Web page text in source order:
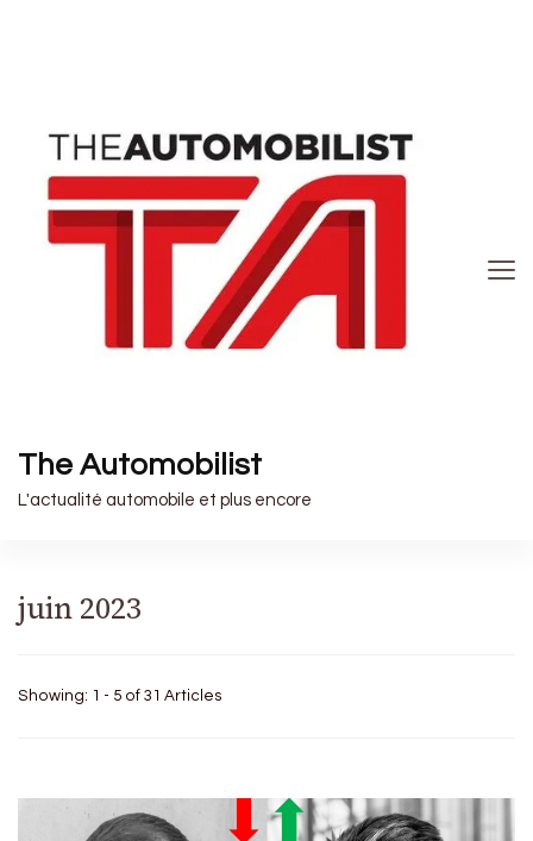
The Automobilist
L'actualité automobile et plus encore
juin 2023
Showing: 1 - 5 of 31 Articles